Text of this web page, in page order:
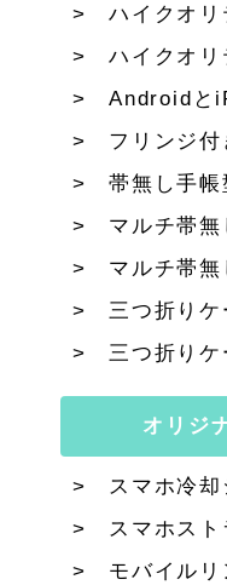
ハイクオ
ハイクオ
Androidと
フリンジ
帯無し手帳
マルチ帯
マルチ帯
三つ折りケ
三つ折りケ
オリジ
スマホ冷却
スマホスト
モバイル